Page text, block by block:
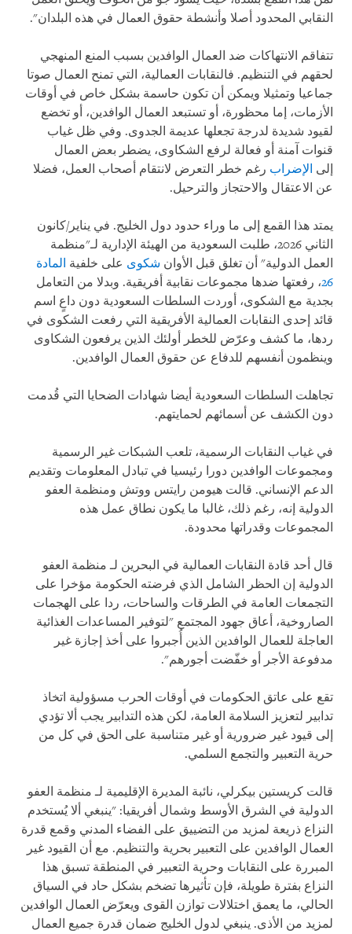
النقابي المحدود أصلا وأنشطة حقوق العمال في هذه البلدان".
تتفاقم الانتهاكات ضد العمال الوافدين بسبب المنع المنهجي
لحقهم في التنظيم. فالنقابات العمالية، التي تمنح العمال صوتا
جماعيا وتمثيلا ويمكن أن تكون حاسمة بشكل خاص في أوقات
الأزمات، إما محظورة، أو تستبعد العمال الوافدين، أو تخضع
لقيود شديدة لدرجة تجعلها عديمة الجدوى. وفي ظل غياب
قنوات آمنة أو فعالة لرفع الشكاوى، يضطر بعض العمال
إلى الإضراب رغم خطر التعرض لانتقام أصحاب العمل، فضلا
عن الاعتقال والاحتجاز والترحيل.
يمتد هذا القمع إلى ما وراء حدود دول الخليج. في يناير/كانون
الثاني 2026، طلبت السعودية من الهيئة الإدارية لـ"منظمة
العمل الدولية" أن تغلق قبل الأوان شكوى على خلفية المادة
26، رفعتها ضدها مجموعات نقابية أفريقية. وبدلا من التعامل
بجدية مع الشكوى، أوردت السلطات السعودية دون داعٍ اسم
قائد إحدى النقابات العمالية الأفريقية التي رفعت الشكوى في
ردها، ما كشف وعرّض للخطر أولئك الذين يرفعون الشكاوى
وينظمون أنفسهم للدفاع عن حقوق العمال الوافدين.
تجاهلت السلطات السعودية أيضا شهادات الضحايا التي قُدمت
دون الكشف عن أسمائهم لحمايتهم.
في غياب النقابات الرسمية، تلعب الشبكات غير الرسمية
ومجموعات الوافدين دورا رئيسيا في تبادل المعلومات وتقديم
الدعم الإنساني. قالت هيومن رايتس ووتش ومنظمة العفو
الدولية إنه، رغم ذلك، غالبا ما يكون نطاق عمل هذه
المجموعات وقدراتها محدودة.
قال أحد قادة النقابات العمالية في البحرين لـ منظمة العفو
الدولية إن الحظر الشامل الذي فرضته الحكومة مؤخرا على
التجمعات العامة في الطرقات والساحات، ردا على الهجمات
الصاروخية، أعاق جهود المجتمع "لتوفير المساعدات الغذائية
العاجلة للعمال الوافدين الذين أُجبروا على أخذ إجازة غير
مدفوعة الأجر أو خفّضت أجورهم".
تقع على عاتق الحكومات في أوقات الحرب مسؤولية اتخاذ
تدابير لتعزيز السلامة العامة، لكن هذه التدابير يجب ألا تؤدي
إلى قيود غير ضرورية أو غير متناسبة على الحق في كل من
حرية التعبير والتجمع السلمي.
قالت كريستين بيكرلي، نائبة المديرة الإقليمية لـ منظمة العفو
الدولية في الشرق الأوسط وشمال أفريقيا: "ينبغي ألا يُستخدم
النزاع ذريعة لمزيد من التضييق على الفضاء المدني وقمع قدرة
العمال الوافدين على التعبير بحرية والتنظيم. مع أن القيود غير
المبررة على النقابات وحرية التعبير في المنطقة تسبق هذا
النزاع بفترة طويلة، فإن تأثيرها تضخم بشكل حاد في السياق
الحالي، ما يعمق اختلالات توازن القوى ويعرّض العمال الوافدين
لمزيد من الأذى. ينبغي لدول الخليج ضمان قدرة جميع العمال